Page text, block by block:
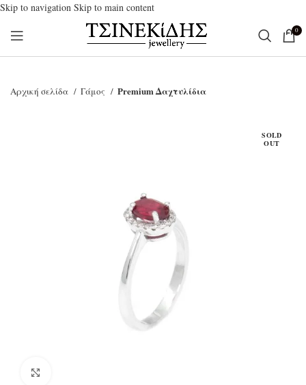
Skip to navigation Skip to main content
0
Αρχική σελίδα Γάμος Premium Δαχτυλίδια
SOLD
OUT